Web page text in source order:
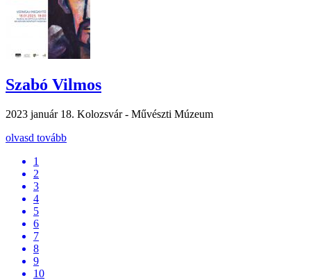
Szabó Vilmos
2023 január 18. Kolozsvár - Művészti Múzeum
olvasd tovább
1
2
3
4
5
6
7
8
9
10